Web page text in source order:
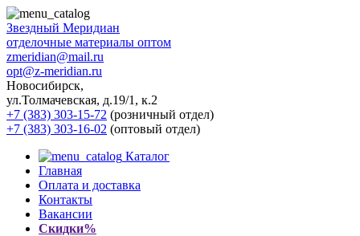
Звездный Меридиан
отделочные материалы оптом
zmeridian@mail.ru
opt@z-meridian.ru
Новосибирск,
ул.Толмачевская, д.19/1, к.2
+7 (383) 303-15-72 (розничный отдел)
+7 (383) 303-16-02 (оптовый отдел)
Каталог
Главная
Оплата и доставка
Контакты
Вакансии
Скидки%